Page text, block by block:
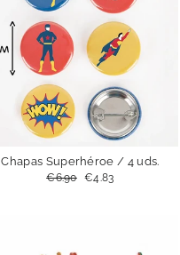
Chapas Superhéroe / 4 uds.
Precio
€6.90 Precio
€4.83